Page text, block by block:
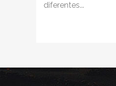
diferentes...